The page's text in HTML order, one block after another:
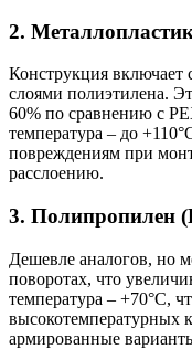
2.
Конструкция
слоями полиэтилена.
60% по сравнению с
температура – до
повреждениям при
расслоению.
3. Полипропилен
Дешевле аналогов, но
поворотах, что
температура – +70°C,
высокотемпературных
армированные